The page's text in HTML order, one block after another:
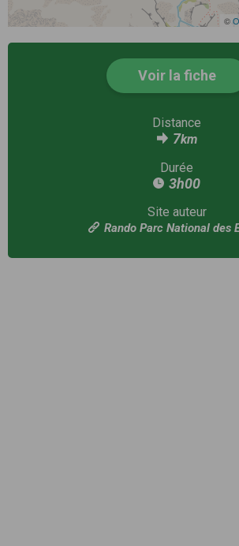
©
Voir la fiche
Distance
7km
Durée
3h00
Site auteur
Rando Parc National des